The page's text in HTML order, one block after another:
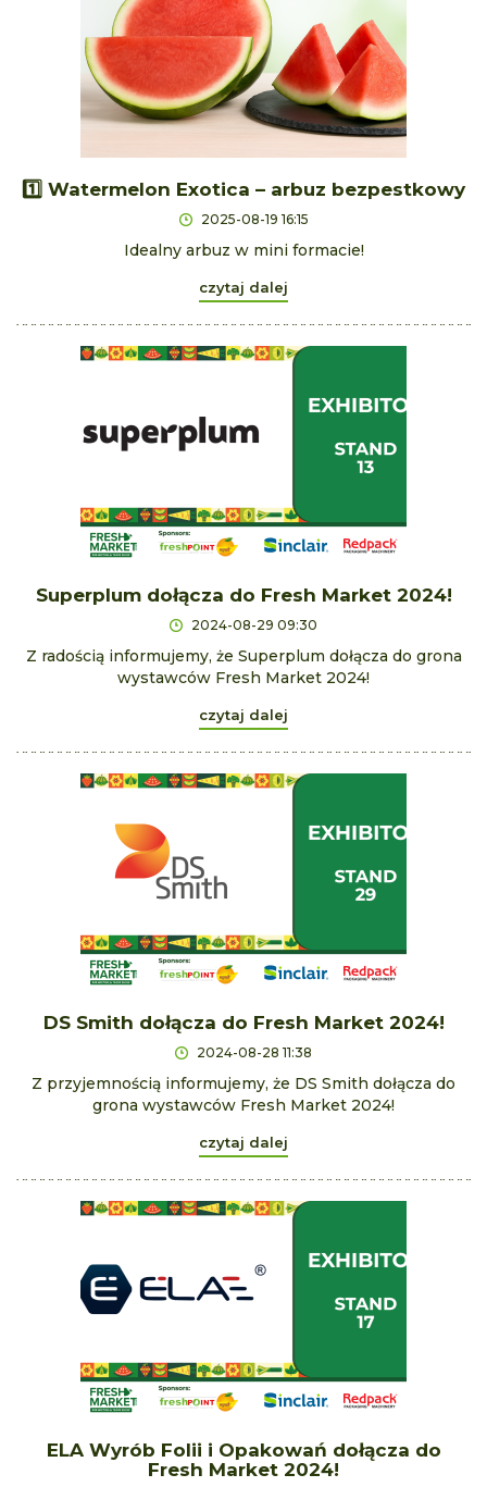
1️⃣ Watermelon Exotica – arbuz bezpestkowy
2025-08-19 16:15
Idealny arbuz w mini formacie!
czytaj dalej
Superplum dołącza do Fresh Market 2024!
2024-08-29 09:30
Z radością informujemy, że Superplum dołącza do grona
wystawców Fresh Market 2024!
czytaj dalej
DS Smith dołącza do Fresh Market 2024!
2024-08-28 11:38
Z przyjemnością informujemy, że DS Smith dołącza do
grona wystawców Fresh Market 2024!
czytaj dalej
ELA Wyrób Folii i Opakowań dołącza do
Fresh Market 2024!